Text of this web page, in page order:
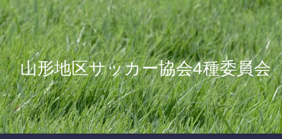
山形地区サッカー協会4種委員会